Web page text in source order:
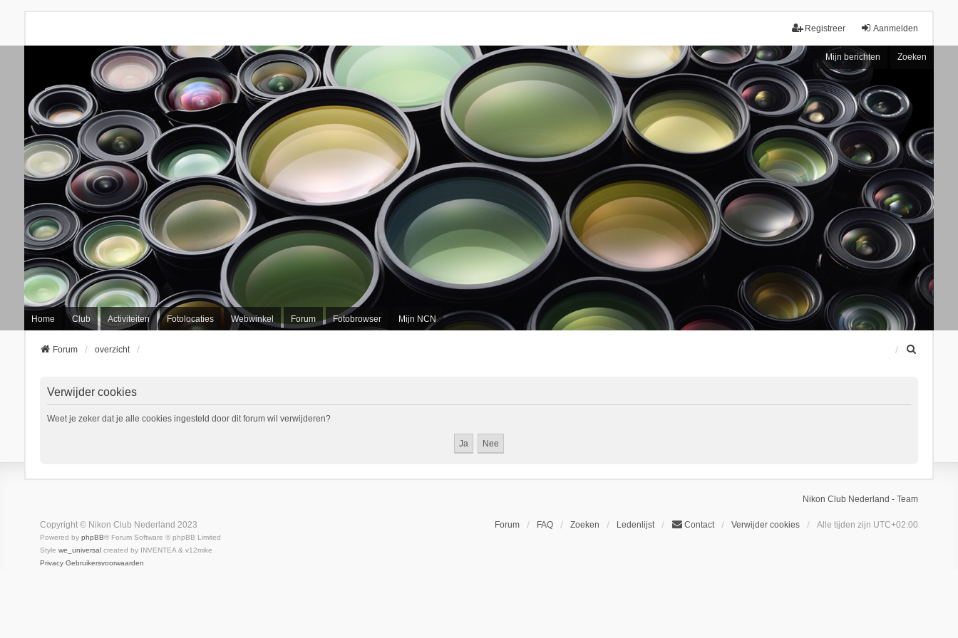
Aanmelden
Registreer
Mijn berichten Zoeken
Home Club Activiteiten Fotolocaties Webwinkel Forum Fotobrowser Mijn NCN
Forum overzicht
Verwijder cookies
Weet je zeker dat je alle cookies ingesteld door dit forum wil verwijderen?
Nikon Club Nederland - Team
Forum FAQ Zoeken Ledenlijst Contact Verwijder cookies Alle tijden zijn UTC+02:00
Copyright © Nikon Club Nederland 2023
Powered by phpBB® Forum Software © phpBB Limited
Style we_universalcreated by INVENTEA & v12mike
Privacy Gebruikersvoorwaarden